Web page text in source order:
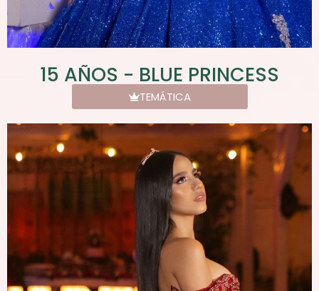
15 AÑOS - BLUE PRINCESS
TEMÁTICA